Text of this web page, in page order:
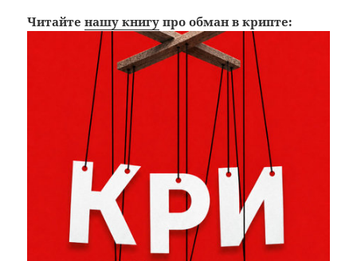
Читайтенашу книгу про обман в крипте: